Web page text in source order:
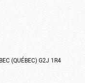
(QUÉBEC) G2J 1R4